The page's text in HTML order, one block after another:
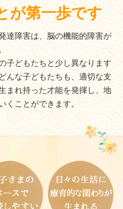
が第一歩です
達障害は、脳の機能的障害が
子どもたちと少し異なります
んな子どもたちも、適切な支
まれ持った才能を発揮し、地
くことができます。